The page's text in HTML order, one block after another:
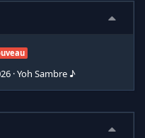
Yoh Sambre ♪